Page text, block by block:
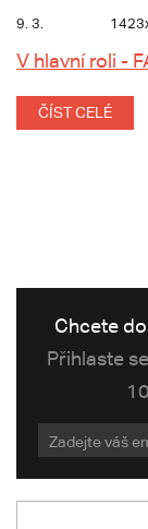
9. 3.
V hlavní roli -
ČÍST CELÉ
Chcete
Přihlaste